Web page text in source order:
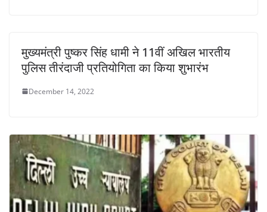
मुख्यमंत्री पुष्कर सिंह धामी ने 11वीं अखिल भारतीय
पुलिस तीरंदाजी प्रतियोगिता का किया शुभारंभ
December 14, 2022